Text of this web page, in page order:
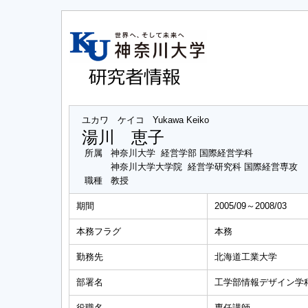
ユカワ ケイコ Yukawa Keiko
湯川 恵子
所属
神奈川大学 経営学部 国際経営学科
神奈川大学大学院 経営学研究科 国際経営専攻
職種
教授
期間 2005/09～2008/03
本務フラグ 本務
勤務先 北海道工業大学
部署名 工学部情報デザイン学